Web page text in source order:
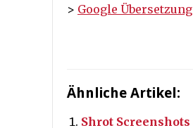
> Google Übersetzung
Ähnliche Artikel:
Shrot Screenshots